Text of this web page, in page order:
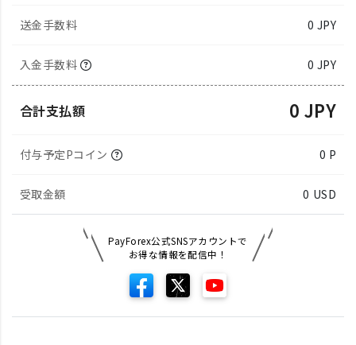
送金手数料 0 JPY
入金手数料 0 JPY
合計支払額 0 JPY
付与予定Pコイン 0 P
受取金額 0 USD
PayForex公式SNSアカウントで
お得な情報を配信中！